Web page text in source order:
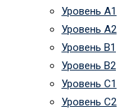
Уровень А1
Уровень А2
Уровень B1
Уровень B2
Уровень C1
Уровень C2